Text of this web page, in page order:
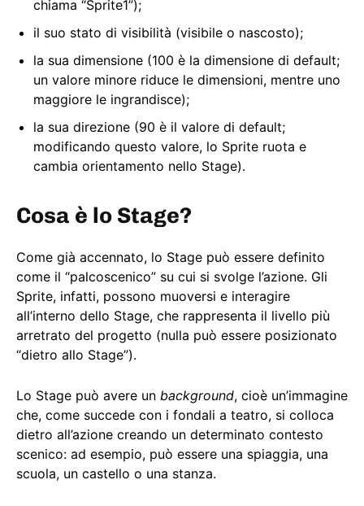
chiama “Sprite1”);
il suo stato di visibilità (visibile o nascosto);
la sua dimensione (100 è la dimensione di default;
un valore minore riduce le dimensioni, mentre uno
maggiore le ingrandisce);
la sua direzione (90 è il valore di default;
modificando questo valore, lo Sprite ruota e
cambia orientamento nello Stage).
Cosa è lo Stage?
Come già accennato, lo Stage può essere definito
come il “palcoscenico” su cui si svolge l’azione. Gli
Sprite, infatti, possono muoversi e interagire
all’interno dello Stage, che rappresenta il livello più
arretrato del progetto (nulla può essere posizionato
“dietro allo Stage”).
Lo Stage può avere un background, cioè un’immagine
che, come succede con i fondali a teatro, si colloca
dietro all’azione creando un determinato contesto
scenico: ad esempio, può essere una spiaggia, una
scuola, un castello o una stanza.